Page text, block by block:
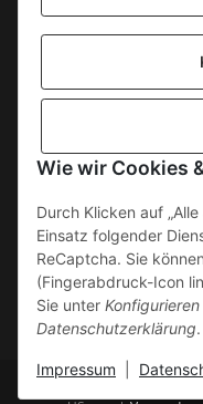
Wie wir Cookies
Durch Klicken auf
Einsatz folgender
ReCaptcha. Sie
(Fingerabdruck-Icon
Sie unter Konfigurieren
Datenschutzerklärung.
Impressum
SICHERE
Gesetzliche